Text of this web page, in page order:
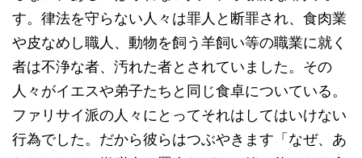
す。律法を守らない人々は罪人と断罪され、食肉業
や皮なめし職人、動物を飼う羊飼い等の職業に就く
者は不浄な者、汚れた者とされていました。その
人々がイエスや弟子たちと同じ食卓についている。
ファリサイ派の人々にとってそれはしてはいけない
行為でした。だから彼らはつぶやきます「なぜ、あ